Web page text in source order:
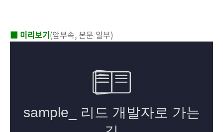
■ 미리보기(앞부속, 본문 일부)